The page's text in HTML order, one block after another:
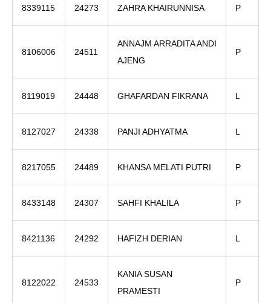
8339115 24273 ZAHRA KHAIRUNNISA P
8106006 24511
ANNAJM ARRADITA ANDI
AJENG
P
8119019 24448 GHAFARDAN FIKRANA L
8127027 24338 PANJI ADHYATMA L
8217055 24489 KHANSA MELATI PUTRI P
8433148 24307 SAHFI KHALILA P
8421136 24292 HAFIZH DERIAN L
8122022 24533
KANIA SUSAN
PRAMESTI
P